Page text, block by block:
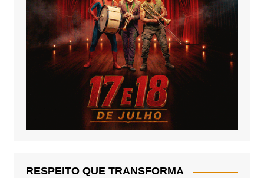
RESPEITO QUE TRANSFORMA